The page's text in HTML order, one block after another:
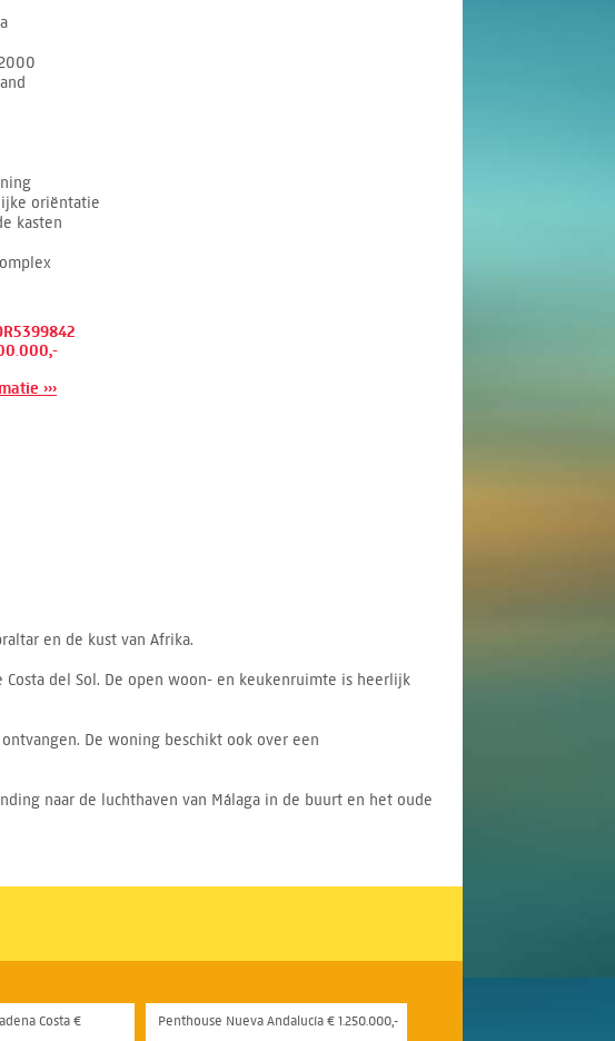
oriëntatie
kasten
›››
en de kust van Afrika.
del Sol. De open woon- en keukenruimte is heerlijk
De woning beschikt ook over een
naar de luchthaven van Málaga in de buurt en het oude
Costa €
Penthouse Nueva Andalucía € 1.250.000,-